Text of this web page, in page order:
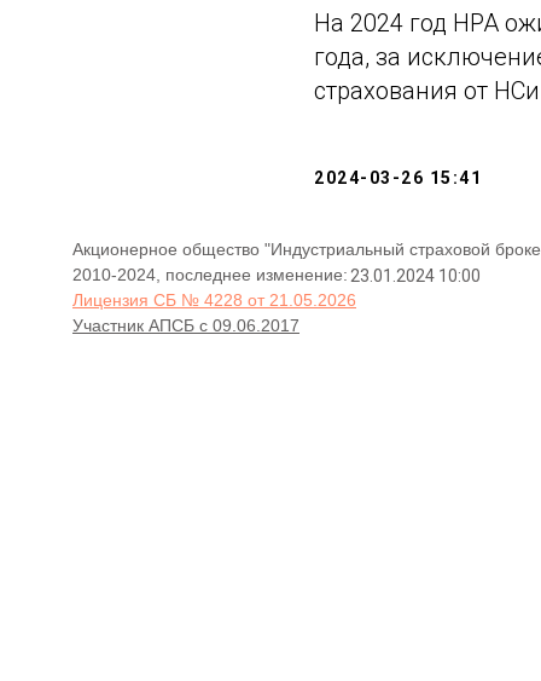
На 2024 год НРА
года, за
страхования от
2024-03-26 15:41
Акционерное общество "Индустриальный страховой
2010-2024, последнее изменение:
Лицензия СБ № 4228 от 21.05.2026
Участник АПСБ с 09.06.2017
23.01.2024 10:00